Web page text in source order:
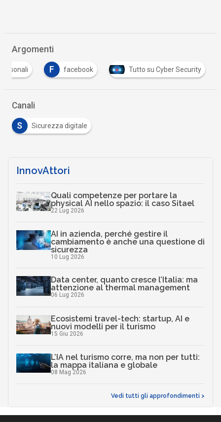
Argomenti
F facebook Tutto su Cyber Security
Canali
S Sicurezza digitale
InnovAttori
Quali competenze per portare la
physical AI nello spazio: il caso Sitael
22 Lug 2026
AI in azienda, perché gestire il
cambiamento è anche una questione di
sicurezza
10 Lug 2026
Data center, quanto cresce l’Italia: ma
attenzione al thermal management
06 Lug 2026
Ecosistemi travel-tech: startup, AI e
nuovi modelli per il turismo
15 Giu 2026
L’IA nel turismo corre, ma non per tutti:
la mappa italiana e globale
08 Mag 2026
Vedi tutti gli approfondimenti >